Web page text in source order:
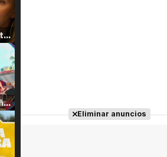
Tráiler 'North Star' (2023)
Tráiler en español de 'La isla olvidada'
Eliminar anuncios